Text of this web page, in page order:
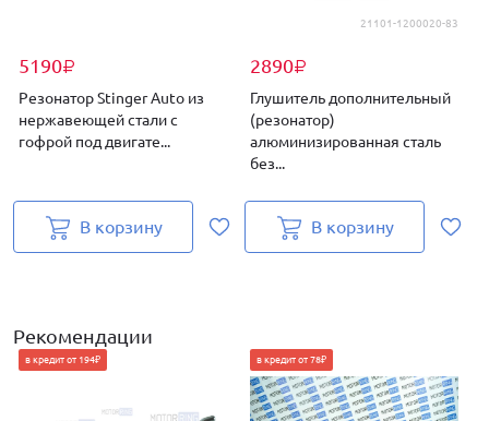
5190₽
Резонатор Stinger Auto из
нержавеющей стали с
гофрой под двигате...
В корзину
21101-1200020-83
2890₽
Глушитель дополнительный
(резонатор)
алюминизированная сталь
без...
В корзину
Рекомендации
в кредит от 194₽ в кредит от 78₽